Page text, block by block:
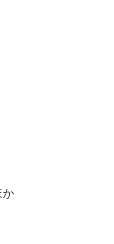
か